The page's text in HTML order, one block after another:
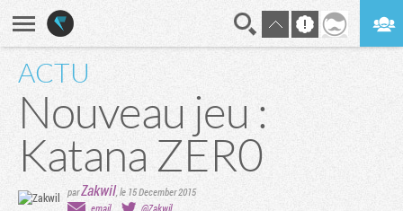
ACTU
Nouveau jeu :
Katana ZER0
parZakwil,le 15 December 2015
email
@Zakwil